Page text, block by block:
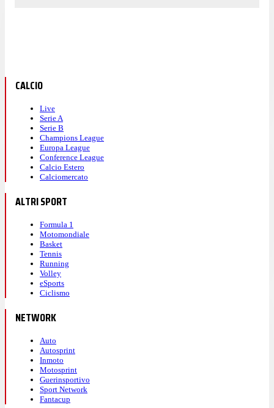
CALCIO
Live
Serie A
Serie B
Champions League
Europa League
Conference League
Calcio Estero
Calciomercato
ALTRI SPORT
Formula 1
Motomondiale
Basket
Tennis
Running
Volley
eSports
Ciclismo
NETWORK
Auto
Autosprint
Inmoto
Motosprint
Guerinsportivo
Sport Network
Fantacup